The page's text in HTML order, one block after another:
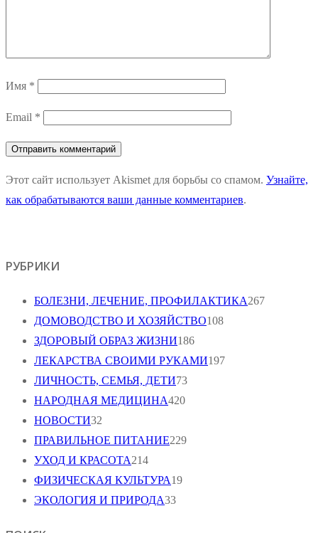
Имя *
Email *
Этот сайт использует Akismet для борьбы со спамом. Узнайте,
как обрабатываются ваши данные комментариев.
РУБРИКИ
БОЛЕЗНИ, ЛЕЧЕНИЕ, ПРОФИЛАКТИКА267
ДОМОВОДСТВО И ХОЗЯЙСТВО108
ЗДОРОВЫЙ ОБРАЗ ЖИЗНИ186
ЛЕКАРСТВА СВОИМИ РУКАМИ197
ЛИЧНОСТЬ, СЕМЬЯ, ДЕТИ73
НАРОДНАЯ МЕДИЦИНА420
НОВОСТИ32
ПРАВИЛЬНОЕ ПИТАНИЕ229
УХОД И КРАСОТА214
ФИЗИЧЕСКАЯ КУЛЬТУРА19
ЭКОЛОГИЯ И ПРИРОДА33